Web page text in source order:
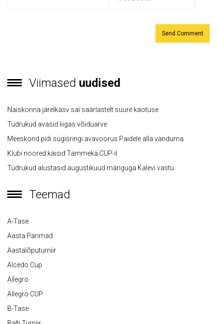
Viimased uudised
Naiskonna järelkasv sai saarlastelt suure kaotuse
Tüdrukud avasid liigas võiduarve
Meeskond pidi sügisringi avavoorus Paidele alla vanduma
Klubi noored käisid Tammeka CUP-il
Tüdrukud alustasid augustikuud mänguga Kalevi vastu
Teemad
A-Tase
Aasta Parimad
Aastalõputurniir
Alcedo Cup
Allegro
Allegro CUP
B-Tase